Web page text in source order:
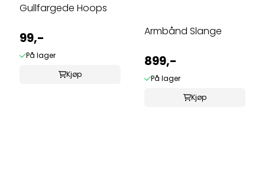
Gullfargede Hoops
99,-
På lager
Kjøp
Armbånd Slange
899,-
På lager
Kjøp